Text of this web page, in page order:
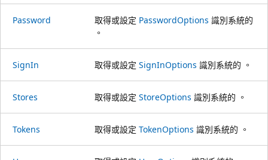
Password 取得或設定 PasswordOptions 識別系統的
。
SignIn 取得或設定 SignInOptions 識別系統的 。
Stores 取得或設定 StoreOptions 識別系統的 。
Tokens 取得或設定 TokenOptions 識別系統的 。